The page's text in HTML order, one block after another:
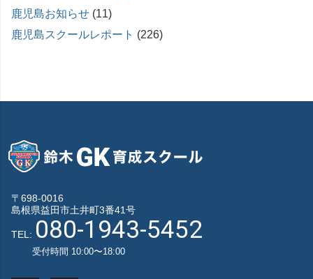
鹿児島お知らせ (11)
鹿児島スクールレポート (226)
〒698-0016
島根県益田市土井町3番41号
TEL: 080-1943-5452
受付時間 10:00〜18:00